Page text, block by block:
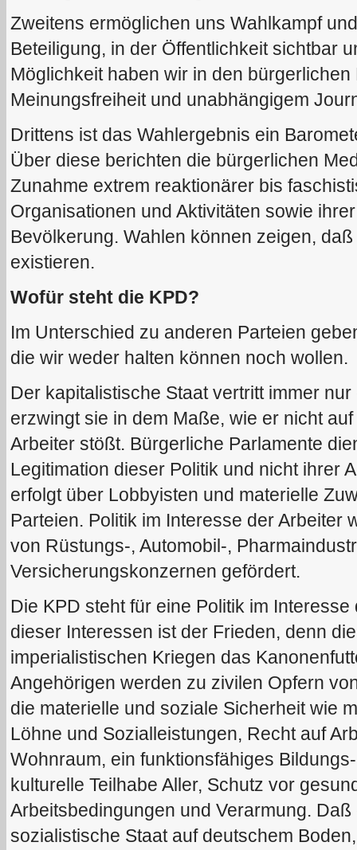
Zweitens ermöglichen uns Wahlkampf
Beteiligung, in der Öffentlichkeit sichtbar
Möglichkeit haben wir in den
Meinungsfreiheit und unabhängigem
Drittens ist das Wahlergebnis ein
Über diese berichten die bürgerlichen
Zunahme extrem reaktionärer bis
Organisationen und Aktivitäten sowie
Bevölkerung. Wahlen können zeigen,
existieren.
Wofür steht die KPD?
Im Unterschied zu anderen Parteien
die wir weder halten können noch wollen.
Der kapitalistische Staat vertritt immer
erzwingt sie in dem Maße, wie er nicht
Arbeiter stößt. Bürgerliche Parlamente
Legitimation dieser Politik und nicht ihrer
erfolgt über Lobbyisten und materielle
Parteien. Politik im Interesse der Arbeiter
von Rüstungs-, Automobil-,
Versicherungskonzernen gefördert.
Die KPD steht für eine Politik im
dieser Interessen ist der Frieden, denn
imperialistischen Kriegen das
Angehörigen werden zu zivilen Opfern
die materielle und soziale Sicherheit wie
Löhne und Sozialleistungen, Recht auf
Wohnraum, ein funktionsfähiges
kulturelle Teilhabe Aller, Schutz vor
Arbeitsbedingungen und Verarmung.
sozialistische Staat auf deutschem